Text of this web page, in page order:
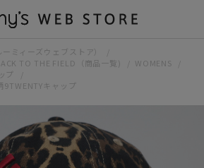
ミィーズウェブストア）
TO THE FIELD（商品一覧)
WOMENS
プ
9TWENTYキャップ